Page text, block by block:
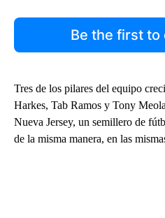
Be the first to
Tres de los pilares del equipo
Harkes, Tab Ramos y Tony
Nueva Jersey, un semillero de
de la misma manera, en las